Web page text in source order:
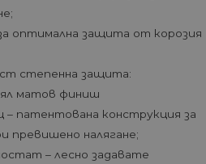
оптимална защита от корозия
степенна защита:
матов финиш
патентована конструкция за
превишено налягане;
– лесно задавате